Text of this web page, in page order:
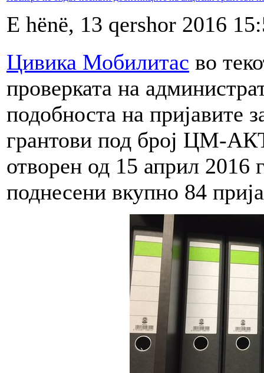
E hënë, 13 qershor 2016
Цивика Мобилитас во
проверката на
подобноста на пријавите
грантови под број ЦМ-
отворен од 15 април 2016
поднесени вкупно 84